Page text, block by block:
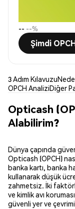
-- --%
Şimdi
3 Adım Kılavuzu
OPCH AnaliziDiğer
Opticash
Alabilirim?
Dünya çapında
Opticash (OPCH)
banka kartı, banka
kullanarak düşük
zahmetsiz. İki
ve kimlik avı
güvenli yer ve